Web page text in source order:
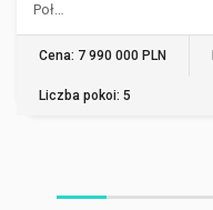
Poł…
Cena: 7 990 000 PLN
Liczba pokoi: 5